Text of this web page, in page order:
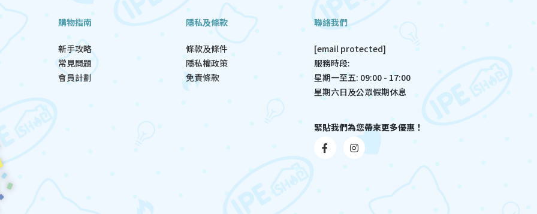
購物指南
新手攻略
常見問題
會員計劃
隱私及條款
條款及條件
隱私權政策
免責條款
聯絡我們
[email protected]
服務時段:
星期一至五: 09:00 - 17:00
星期六日及公眾假期休息
緊貼我們為您帶來更多優惠！